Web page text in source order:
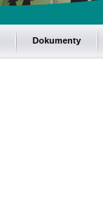
Dokumenty